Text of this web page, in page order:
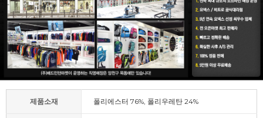
제품소재 폴리에스터 76%, 폴리우레탄 24%